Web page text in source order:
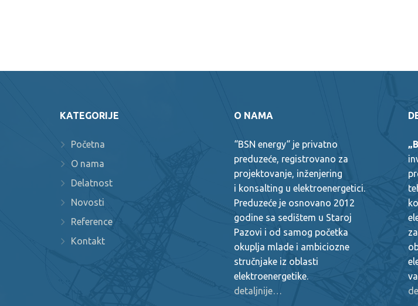
KATEGORIJE
Početna
O nama
Delatnost
Novosti
Reference
Kontakt
O NAMA
“BSN energy“ je privatno
preduzeće, registrovano za
projektovanje, inženjering
i konsalting u elektroenergetici.
Preduzeće je osnovano 2012
godine sa sedištem u Staroj
Pazovi i od samog početka
okuplja mlade i ambiciozne
stručnjake iz oblasti
elektroenergetike.
detaljnije…